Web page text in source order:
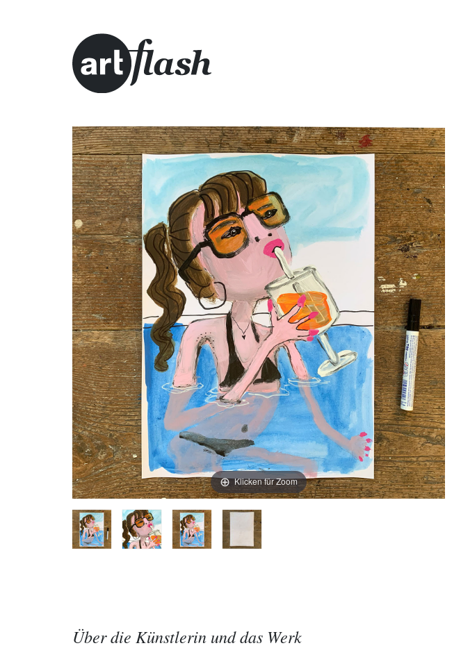
Klicken für Zoom
Über die Künstlerin und das Werk